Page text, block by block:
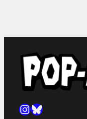
Instagram
Bluesky